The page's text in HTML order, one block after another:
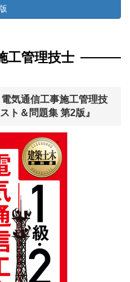
工管理技士
気通信工事施工管理技
ト＆問題集 第2版』